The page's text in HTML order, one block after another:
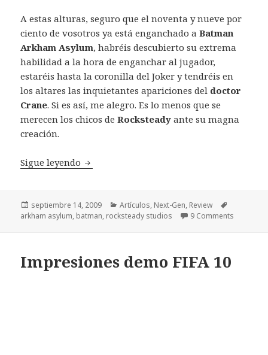
A estas alturas, seguro que el noventa y nueve por
ciento de vosotros ya está enganchado aBatman
Arkham Asylum, habréis descubierto su extrema
habilidad a la hora de enganchar al jugador,
estaréis hasta la coronilla del Joker y tendréis en
los altares las inquietantes apariciones del doctor
Crane. Si es así, me alegro. Es lo menos que se
merecen los chicos deRocksteady ante su magna
creación.
Sigue leyendo Review Batman Arkham Asylum
Publicado
el
septiembre 14, 2009 Categorías
Artículos, Next-Gen, Review
arkham asylum, batman, rocksteady studios 9 Comments
Impresiones demo FIFA 10